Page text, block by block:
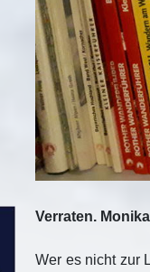
Verraten.
Wer es nicht zur